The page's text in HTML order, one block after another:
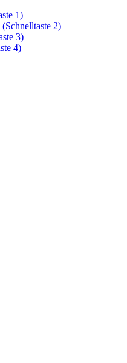
1)
2)
3)
4)